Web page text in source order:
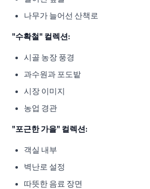
나무가 늘어선 산책로
"수확철" 컬렉션:
시골 농장 풍경
과수원과 포도밭
시장 이미지
농업 경관
"포근한 가을" 컬렉션:
객실 내부
벽난로 설정
따뜻한 음료 장면